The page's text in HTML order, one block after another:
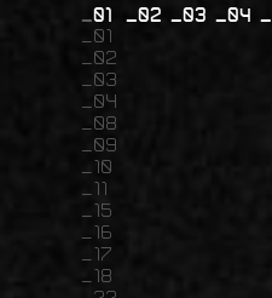
01
01
02
03
04
08
09
10
11
15
16
17
18
02 03 04